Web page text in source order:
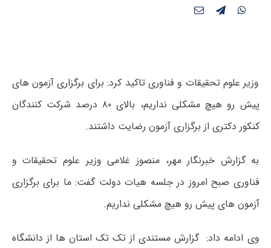
وزیر علوم تحقیقات و فناوری تاکید کرد: برای برگزاری آزمون های
پیش رو هیچ مشکلی نداریم، بالای ۸۰ درصد شرکت کنندگان
کنکور دکتری از برگزاری آزمون رضایت داشتند.
به گزارش خبرنگار مهر، منصوز غلامی وزیر علوم تحقیقات و
فناوری صبح امروز در جلسه هیات دولت گفت: ما برای برگزاری
آزمون های پیش رو هیچ مشکلی نداریم.
وی ادامه داد: گزارش مستندی از تک تک استان ها از دانشگاه